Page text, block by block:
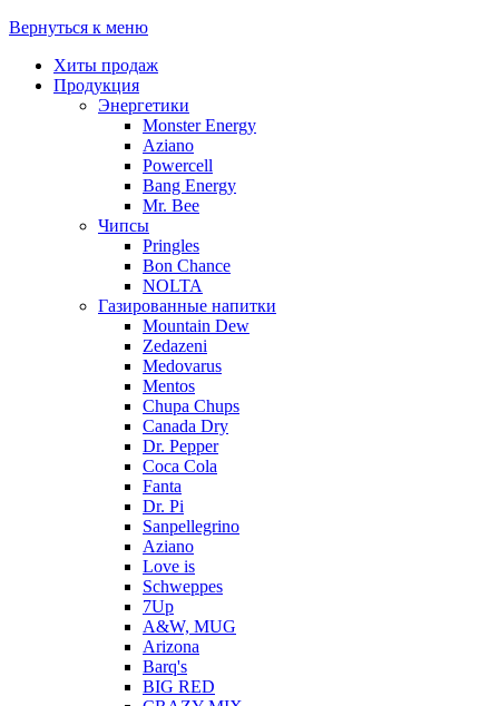
Вернуться к меню
Хиты продаж
Продукция
Энергетики
Monster Energy
Aziano
Powercell
Bang Energy
Mr. Bee
Чипсы
Pringles
Bon Chance
NOLTA
Газированные напитки
Mountain Dew
Zedazeni
Medovarus
Mentos
Chupa Chups
Canada Dry
Dr. Pepper
Coca Cola
Fanta
Dr. Pi
Sanpellegrino
Aziano
Love is
Schweppes
7Up
A&W, MUG
Arizona
Barq's
BIG RED